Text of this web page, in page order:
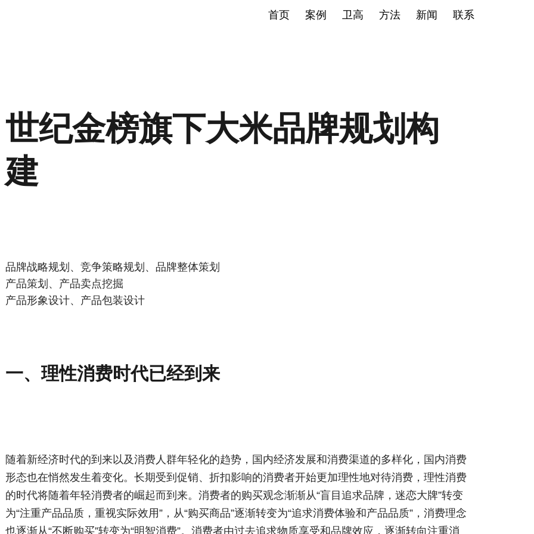
首页 案例 卫高 方法 新闻 联系
世纪金榜旗下大米品牌规划构
建
品牌战略规划、竞争策略规划、品牌整体策划
产品策划、产品卖点挖掘
产品形象设计、产品包装设计
一、理性消费时代已经到来
随着新经济时代的到来以及消费人群年轻化的趋势，国内经济发展和消费渠道的多样化，国内消费
形态也在悄然发生着变化。长期受到促销、折扣影响的消费者开始更加理性地对待消费，理性消费
的时代将随着年轻消费者的崛起而到来。消费者的购买观念渐渐从“盲目追求品牌，迷恋大牌”转变
为“注重产品品质，重视实际效用”，从“购买商品”逐渐转变为“追求消费体验和产品品质”，消费理念
也逐渐从“不断购买”转变为“明智消费”。消费者由过去追求物质享受和品牌效应，逐渐转向注重消